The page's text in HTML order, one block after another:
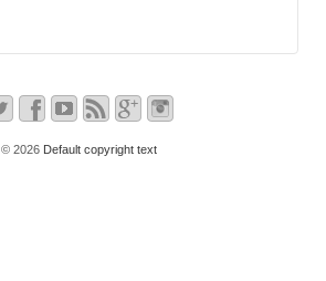
© 2026Default copyright text